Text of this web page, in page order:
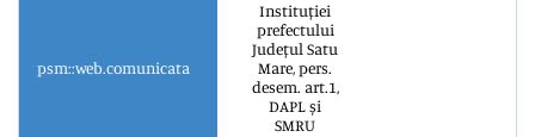
psm::web.comunicata
Instituției
prefectului
Județul Satu
Mare, pers.
desem. art.1,
DAPL și
SMRU